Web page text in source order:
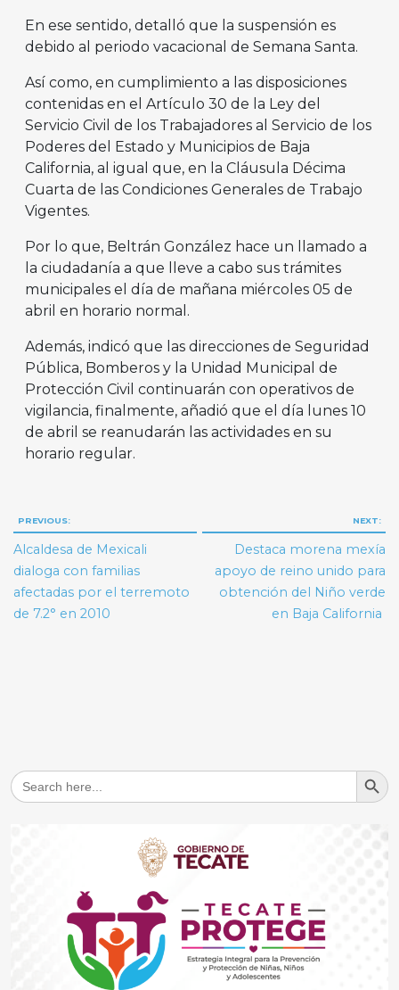
En ese sentido, detalló que la suspensión es
debido al periodo vacacional de Semana Santa.
Así como, en cumplimiento a las disposiciones
contenidas en el Artículo 30 de la Ley del
Servicio Civil de los Trabajadores al Servicio de los
Poderes del Estado y Municipios de Baja
California, al igual que, en la Cláusula Décima
Cuarta de las Condiciones Generales de Trabajo
Vigentes.
Por lo que, Beltrán González hace un llamado a
la ciudadanía a que lleve a cabo sus trámites
municipales el día de mañana miércoles 05 de
abril en horario normal.
Además, indicó que las direcciones de Seguridad
Pública, Bomberos y la Unidad Municipal de
Protección Civil continuarán con operativos de
vigilancia, finalmente, añadió que el día lunes 10
de abril se reanudarán las actividades en su
horario regular.
Navegación
de
entradas
PREVIOUS:
Alcaldesa de Mexicali
dialoga con familias
afectadas por el terremoto
de 7.2° en 2010
NEXT:
Destaca morena mexía
apoyo de reino unido para
obtención del Niño verde
en Baja California
Search
for:
Search